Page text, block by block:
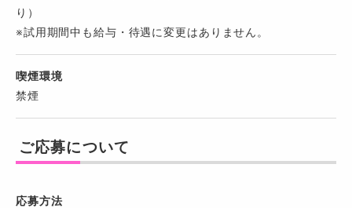
り）
※試用期間中も給与・待遇に変更はありません。
喫煙環境
禁煙
ご応募について
応募方法